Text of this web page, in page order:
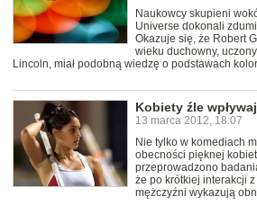
Naukowcy skupieni
Universe dokonali
Okazuje się, że Robert
wieku duchowny,
Lincoln, miał podobną wiedzę o podstawach
Kobiety źle
13 marca 2012, 18:07
Nie tylko w komediach
obecności pięknej
przeprowadzono
że po krótkiej interakcji
mężczyźni wykazują